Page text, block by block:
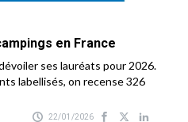
en France
ses lauréats pour 2026.
labellisés, on recense 326
22/01/2026